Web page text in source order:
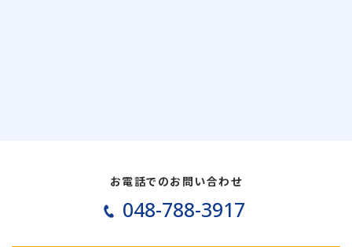
お電話でのお問い合わせ
048-788-3917